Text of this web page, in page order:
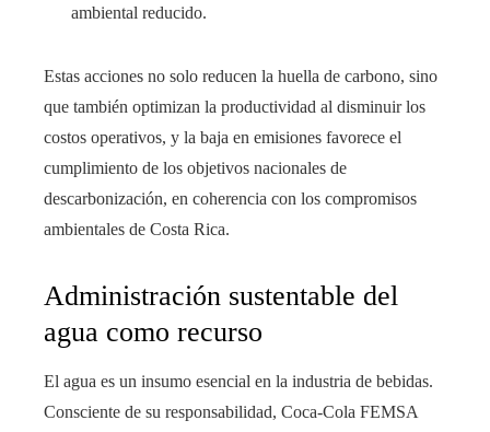
ambiental reducido.
Estas acciones no solo reducen la huella de carbono, sino
que también optimizan la productividad al disminuir los
costos operativos, y la baja en emisiones favorece el
cumplimiento de los objetivos nacionales de
descarbonización, en coherencia con los compromisos
ambientales de Costa Rica.
Administración sustentable del
agua como recurso
El agua es un insumo esencial en la industria de bebidas.
Consciente de su responsabilidad, Coca-Cola FEMSA